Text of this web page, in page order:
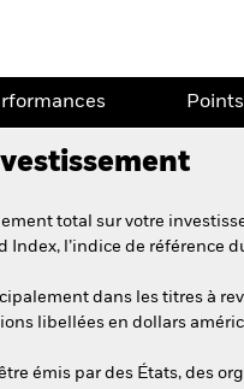
total sur votre
Index, l’indice de référence
dans les titres à
libellées en dollars
émis par des États, des